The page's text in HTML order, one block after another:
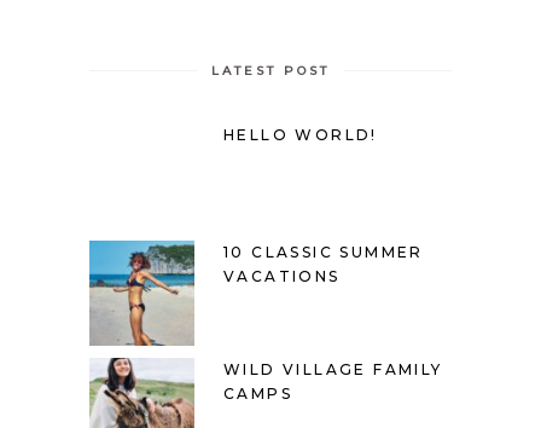
LATEST POST
HELLO WORLD!
10 CLASSIC SUMMER
VACATIONS
WILD VILLAGE FAMILY
CAMPS